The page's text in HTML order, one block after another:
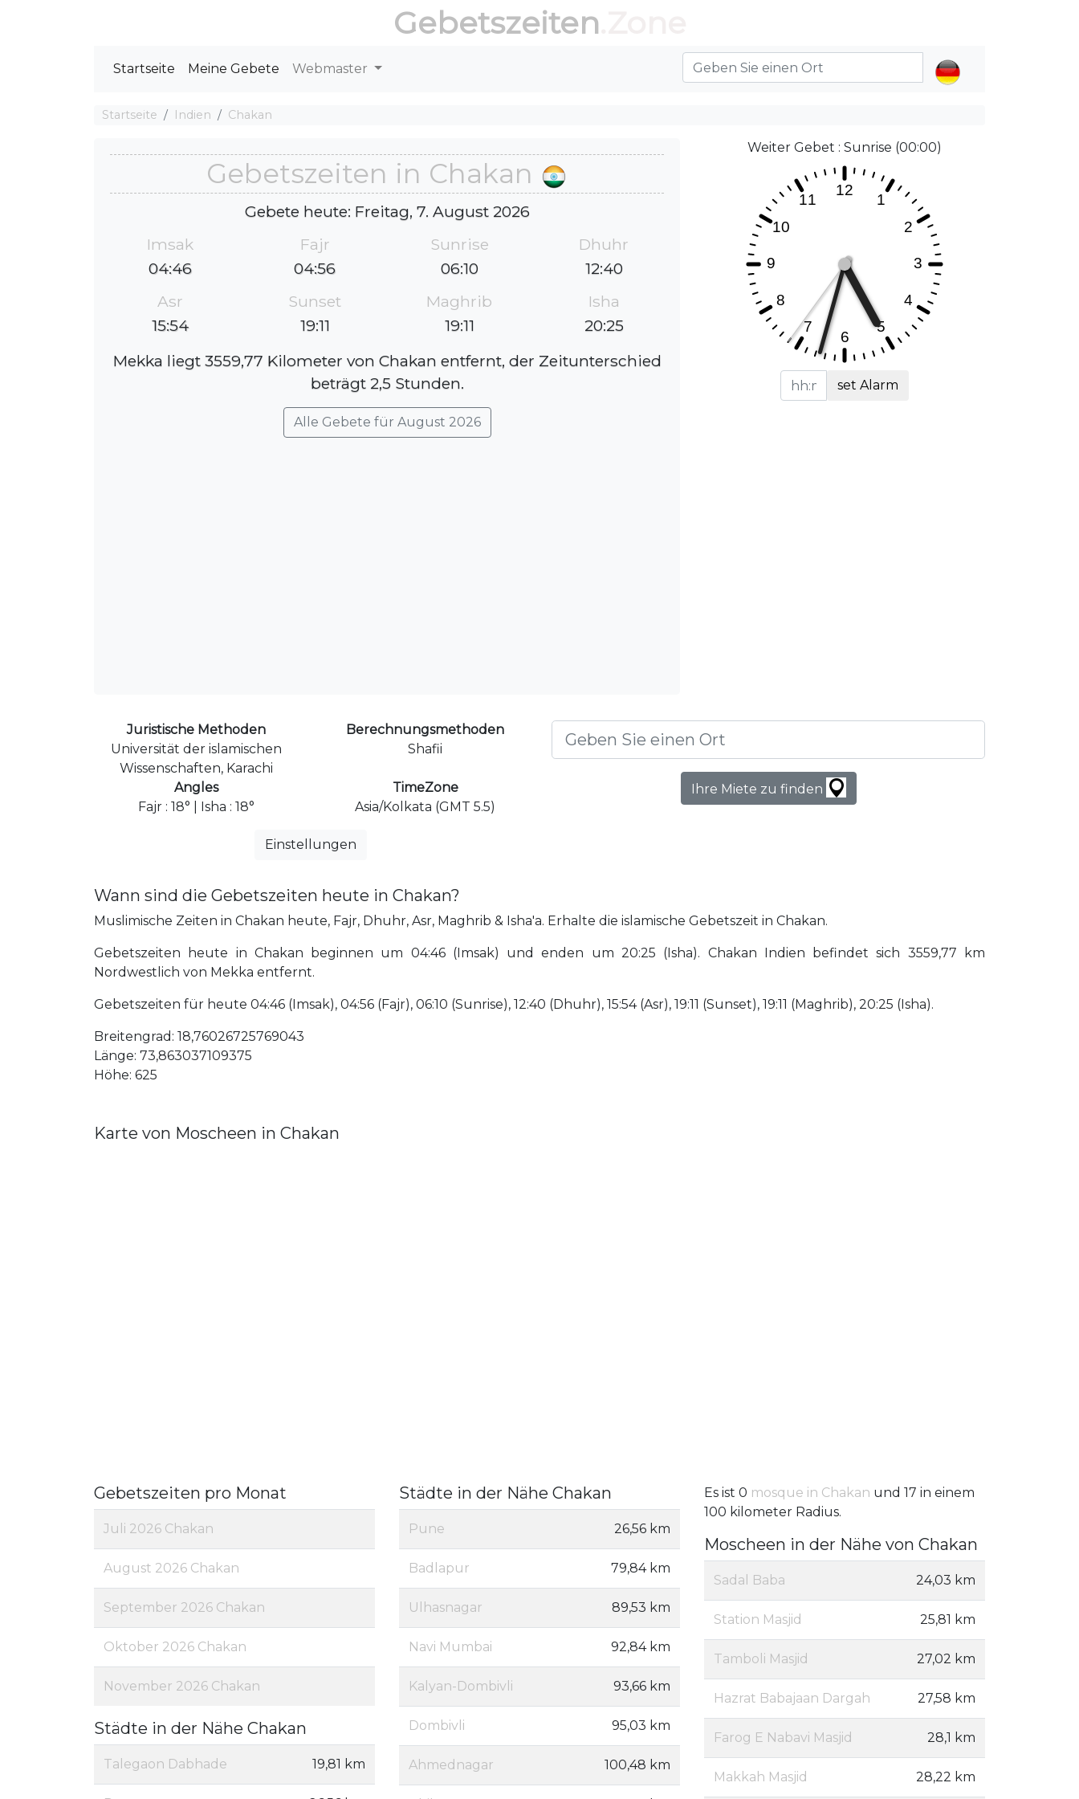
Gebetszeiten
Startseite Meine Gebete Webmaster
Startseite Indien Chakan
Gebetszeiten in Chakan
Gebete heute: Freitag, 7. August 2026
Imsak
04:46
Fajr
04:56
Sunrise
06:10
Dhuhr
12:40
Asr
15:54
Sunset
19:11
Maghrib
19:11
Isha
20:25
Mekka liegt 3559,77 Kilometer von Chakan entfernt, der Zeitunterschied
beträgt 2,5 Stunden.
Alle Gebete für August 2026
Weiter Gebet : Sunrise (00:00)
set Alarm
Juristische Methoden
Universität der islamischen
Wissenschaften, Karachi
Berechnungsmethoden
Shafii
Angles
Fajr : 18° | Isha : 18°
TimeZone
Asia/Kolkata (GMT 5.5)
Einstellungen
Ihre Miete zu finden
Wann sind die Gebetszeiten heute in Chakan?
Muslimische Zeiten in Chakan heute, Fajr, Dhuhr, Asr, Maghrib & Isha'a. Erhalte die islamische Gebetszeit in Chakan.
Gebetszeiten heute in Chakan beginnen um 04:46 (Imsak) und enden um 20:25 (Isha). Chakan Indien befindet sich 3559,77 km
Nordwestlich von Mekka entfernt.
Gebetszeiten für heute 04:46 (Imsak), 04:56 (Fajr), 06:10 (Sunrise), 12:40 (Dhuhr), 15:54 (Asr), 19:11 (Sunset), 19:11 (Maghrib), 20:25 (Isha).
Breitengrad: 18,76026725769043
Länge: 73,863037109375
Höhe: 625
Karte von Moscheen in Chakan
Gebetszeiten pro Monat
Juli 2026 Chakan
August 2026 Chakan
September 2026 Chakan
Oktober 2026 Chakan
November 2026 Chakan
Städte in der Nähe Chakan
Talegaon Dabhade 19,81 km
Städte in der Nähe Chakan
Pune 26,56 km
Badlapur 79,84 km
Ulhasnagar 89,53 km
Navi Mumbai 92,84 km
Kalyan-Dombivli 93,66 km
Dombivli 95,03 km
Ahmednagar 100,48 km
Es ist 0 mosque in Chakan und 17 in einem
100 kilometer Radius.
Moscheen in der Nähe von Chakan
Sadal Baba 24,03 km
Station Masjid 25,81 km
Tamboli Masjid 27,02 km
Hazrat Babajaan Dargah 27,58 km
Farog E Nabavi Masjid 28,1 km
Makkah Masjid 28,22 km